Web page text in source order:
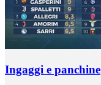
Ingaggi e panchine